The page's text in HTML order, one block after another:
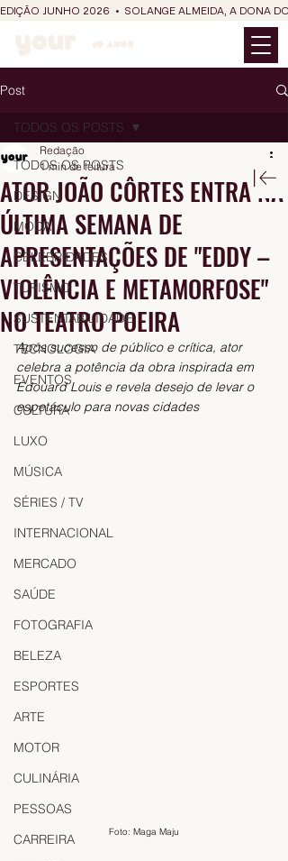
EDIÇÃO JUNHO 2026  •  SOLANGE ALMEIDA, A DONA
Post
TODOS OS POSTS
DESIGN
MODA
CELEBRIDADES
TURISMO
SUSTENTABILIDADE
TECNOLOGIA
EVENTOS
CULTURA
LUXO
MÚSICA
SÉRIES / TV
INTERNACIONAL
MERCADO
SAÚDE
FOTOGRAFIA
BELEZA
ESPORTES
ARTE
MOTOR
CULINÁRIA
PESSOAS
CARREIRA
TODOS OS POSTS
ATOR JOÃO CÔRTES ENTRA NA
ÚLTIMA SEMANA DE
APRESENTAÇÕES DE "EDDY –
VIOLÊNCIA E METAMORFOSE"
NO TEATRO POEIRA
Redação
1 min de leitura
Após sucesso de público e crítica, ator
celebra a potência da obra inspirada em
Édouard Louis e revela desejo de levar o
espetáculo para novas cidades
Foto: Maga Maju